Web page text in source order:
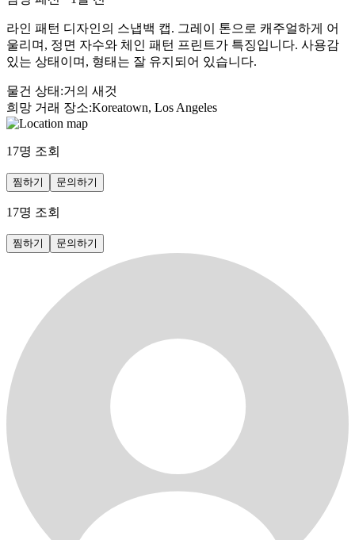
라인 패턴 디자인의 스냅백 캡. 그레이 톤으로 캐주얼하게 어
울리며, 정면 자수와 체인 패턴 프린트가 특징입니다. 사용감
있는 상태이며, 형태는 잘 유지되어 있습니다.
물건 상태 :거의 새것
희망 거래 장소:Koreatown, Los Angeles
17명 조회
찜하기 문의하기
17명 조회
찜하기 문의하기